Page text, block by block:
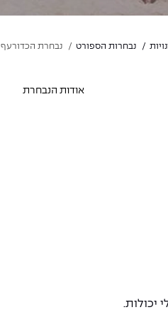
נבחרות הספורט נבחרת הכדורעף
אודות הנבחרת
יכולות.